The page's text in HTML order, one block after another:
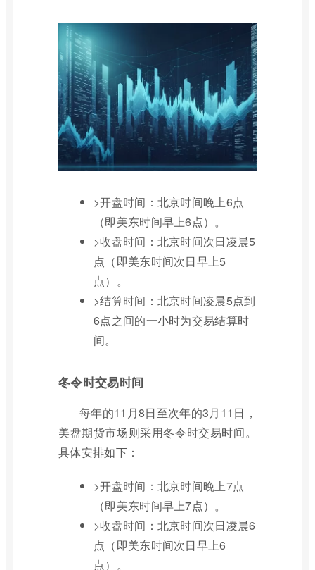
>开盘时间：北京时间晚上6点
（即美东时间早上6点）。
>收盘时间：北京时间次日凌晨5
点（即美东时间次日早上5
点）。
>结算时间：北京时间凌晨5点到
6点之间的一小时为交易结算时
间。
冬令时交易时间
每年的11月8日至次年的3月11日，
美盘期货市场则采用冬令时交易时间。
具体安排如下：
>开盘时间：北京时间晚上7点
（即美东时间早上7点）。
>收盘时间：北京时间次日凌晨6
点（即美东时间次日早上6
点）。